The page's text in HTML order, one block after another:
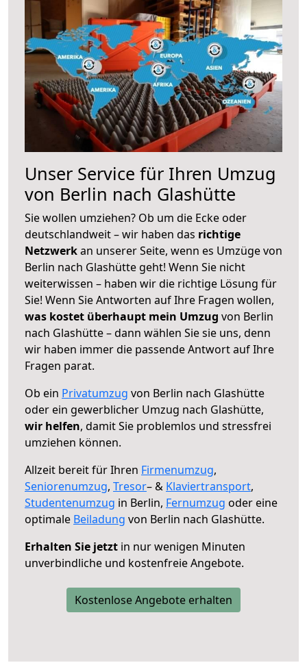
Unser Service für Ihren Umzug
von Berlin nach Glashütte
Sie wollen umziehen? Ob um die Ecke oder
deutschlandweit – wir haben das richtige
Netzwerkan unserer Seite, wenn es Umzüge von
Berlin nach Glashütte geht! Wenn Sie nicht
weiterwissen – haben wir die richtige Lösung für
Sie! Wenn Sie Antworten auf Ihre Fragen wollen,
was kostet überhaupt mein Umzug von Berlin
nach Glashütte – dann wählen Sie sie uns, denn
wir haben immer die passende Antwort auf Ihre
Fragen parat.
Ob ein Privatumzug von Berlin nach Glashütte
oder ein gewerblicher Umzug nach Glashütte,
wir helfen, damit Sie problemlos und stressfrei
umziehen können.
Allzeit bereit für Ihren Firmenumzug,
Seniorenumzug, Tresor– & Klaviertransport,
Studentenumzug in Berlin, Fernumzug oder eine
optimale Beiladung von Berlin nach Glashütte.
Erhalten Sie jetzt in nur wenigen Minuten
unverbindliche und kostenfreie Angebote.
Kostenlose Angebote erhalten